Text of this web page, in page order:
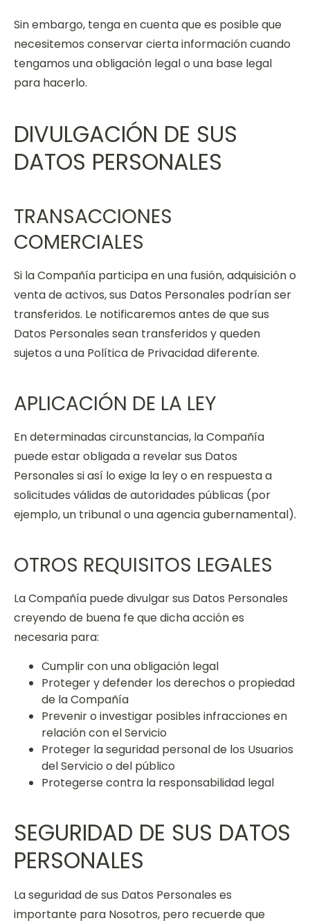
Sin embargo, tenga en cuenta que es posible que
necesitemos conservar cierta información cuando
tengamos una obligación legal o una base legal
para hacerlo.
DIVULGACIÓN DE SUS
DATOS PERSONALES
TRANSACCIONES
COMERCIALES
Si la Compañía participa en una fusión, adquisición o
venta de activos, sus Datos Personales podrían ser
transferidos. Le notificaremos antes de que sus
Datos Personales sean transferidos y queden
sujetos a una Política de Privacidad diferente.
APLICACIÓN DE LA LEY
En determinadas circunstancias, la Compañía
puede estar obligada a revelar sus Datos
Personales si así lo exige la ley o en respuesta a
solicitudes válidas de autoridades públicas (por
ejemplo, un tribunal o una agencia gubernamental).
OTROS REQUISITOS LEGALES
La Compañía puede divulgar sus Datos Personales
creyendo de buena fe que dicha acción es
necesaria para:
Cumplir con una obligación legal
Proteger y defender los derechos o propiedad
de la Compañía
Prevenir o investigar posibles infracciones en
relación con el Servicio
Proteger la seguridad personal de los Usuarios
del Servicio o del público
Protegerse contra la responsabilidad legal
SEGURIDAD DE SUS DATOS
PERSONALES
La seguridad de sus Datos Personales es
importante para Nosotros, pero recuerde que